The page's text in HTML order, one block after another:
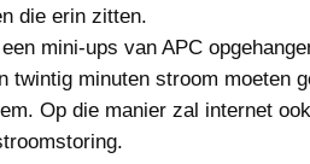
die erin zitten.
mini-ups van APC
twintig minuten stroom moeten
Op die manier zal internet